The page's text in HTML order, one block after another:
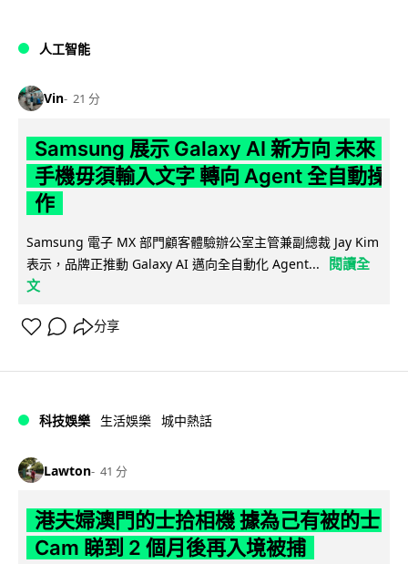
人工智能
Vin 21 分
Samsung 展示 Galaxy AI 新方向 未來
手機毋須輸入文字 轉向 Agent 全自動操
作
Samsung 電子 MX 部門顧客體驗辦公室主管兼副總裁 Jay Kim
表示，品牌正推動 Galaxy AI 邁向全自動化 Agent...
閱讀全
文
分享
科技娛樂 生活娛樂 城中熱話
Lawton 41 分
港夫婦澳門的士拾相機 據為己有被的士
Cam 睇到 2 個月後再入境被捕